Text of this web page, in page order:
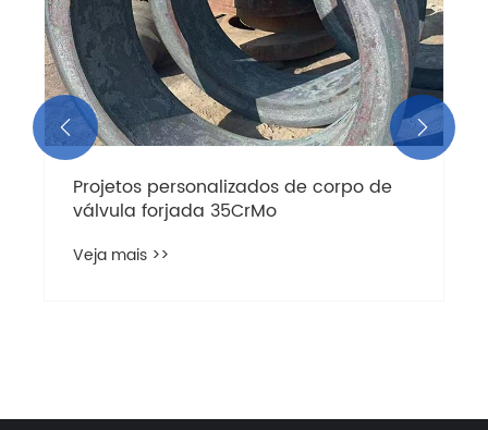
Projetos personalizados de corpo de
válvula forjada 35CrMo
Veja mais >>
 